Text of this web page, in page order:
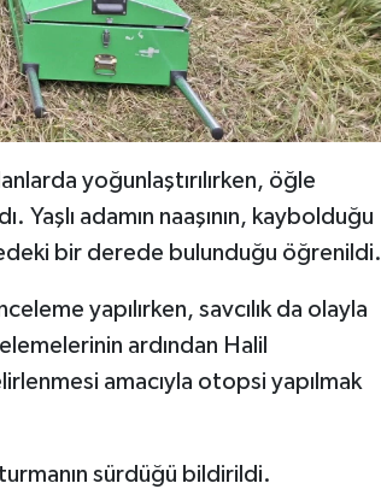
yoğunlaştırılırken, öğle
Yaşlı adamın naaşının, kaybolduğu
bir derede bulunduğu öğrenildi.
yapılırken, savcılık da olayla
ardından Halil
amacıyla otopsi yapılmak
sürdüğü bildirildi.